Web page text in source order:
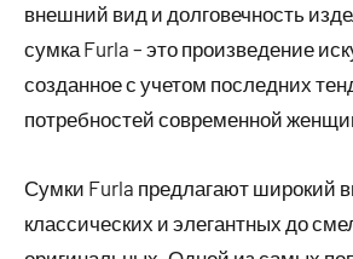
внешний вид и долговечность
сумка Furla – это произведение
созданное с учетом последних
потребностей современной
Сумки Furla предлагают широкий
классических и элегантных до